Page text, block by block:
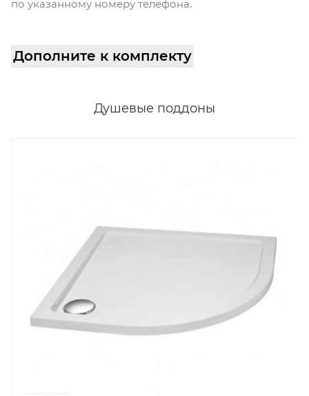
по указанному номеру телефона.
Дополните к комплекту
Душевые поддоны